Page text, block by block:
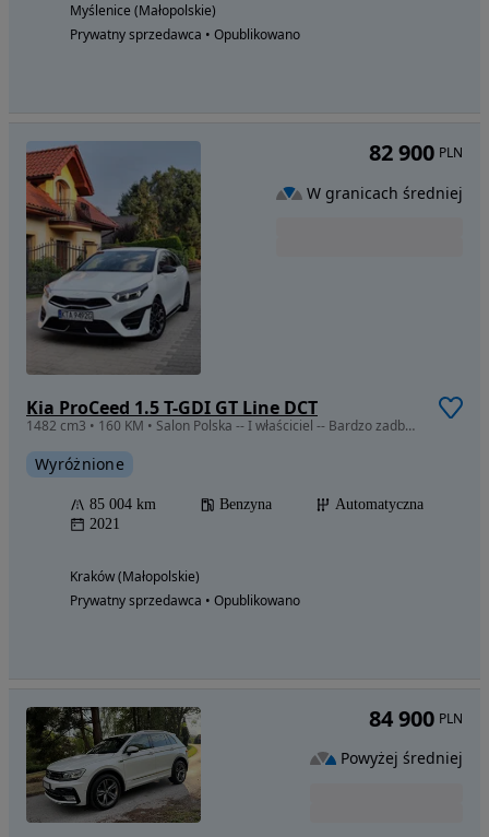
Myślenice (Małopolskie)
Prywatny sprzedawca • Opublikowano
Kia ProCeed 1.5 T-GDI GT Line DCT
1482 cm3 • 160 KM • Salon Polska -- I właściciel -- Bardzo zadbana -- Super stan
Wyróżnione
85 004 km Benzyna
Automatyczna
2021
Kraków (Małopolskie)
Prywatny sprzedawca • Opublikowano
82 900 PLN
W granicach średniej
84 900 PLN
Powyżej średniej